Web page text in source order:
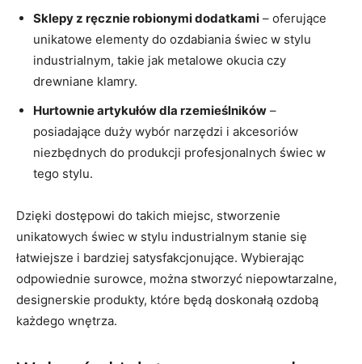
Sklepy z ręcznie robionymi ⁢dodatkami – oferujące
unikatowe elementy do ozdabiania ​świec w stylu
industrialnym, takie jak metalowe okucia czy
drewniane klamry.
Hurtownie artykułów dla rzemieślników –
posiadające⁤ duży wybór narzędzi i⁤ akcesoriów
niezbędnych do produkcji profesjonalnych świec ⁣w
tego stylu.
Dzięki dostępowi do takich miejsc,​ stworzenie
unikatowych świec w stylu industrialnym stanie się
‍łatwiejsze i bardziej satysfakcjonujące. Wybierając
odpowiednie surowce,⁤ można​ stworzyć niepowtarzalne,
designerskie produkty, które będą doskonałą ozdobą
każdego ⁣wnętrza.